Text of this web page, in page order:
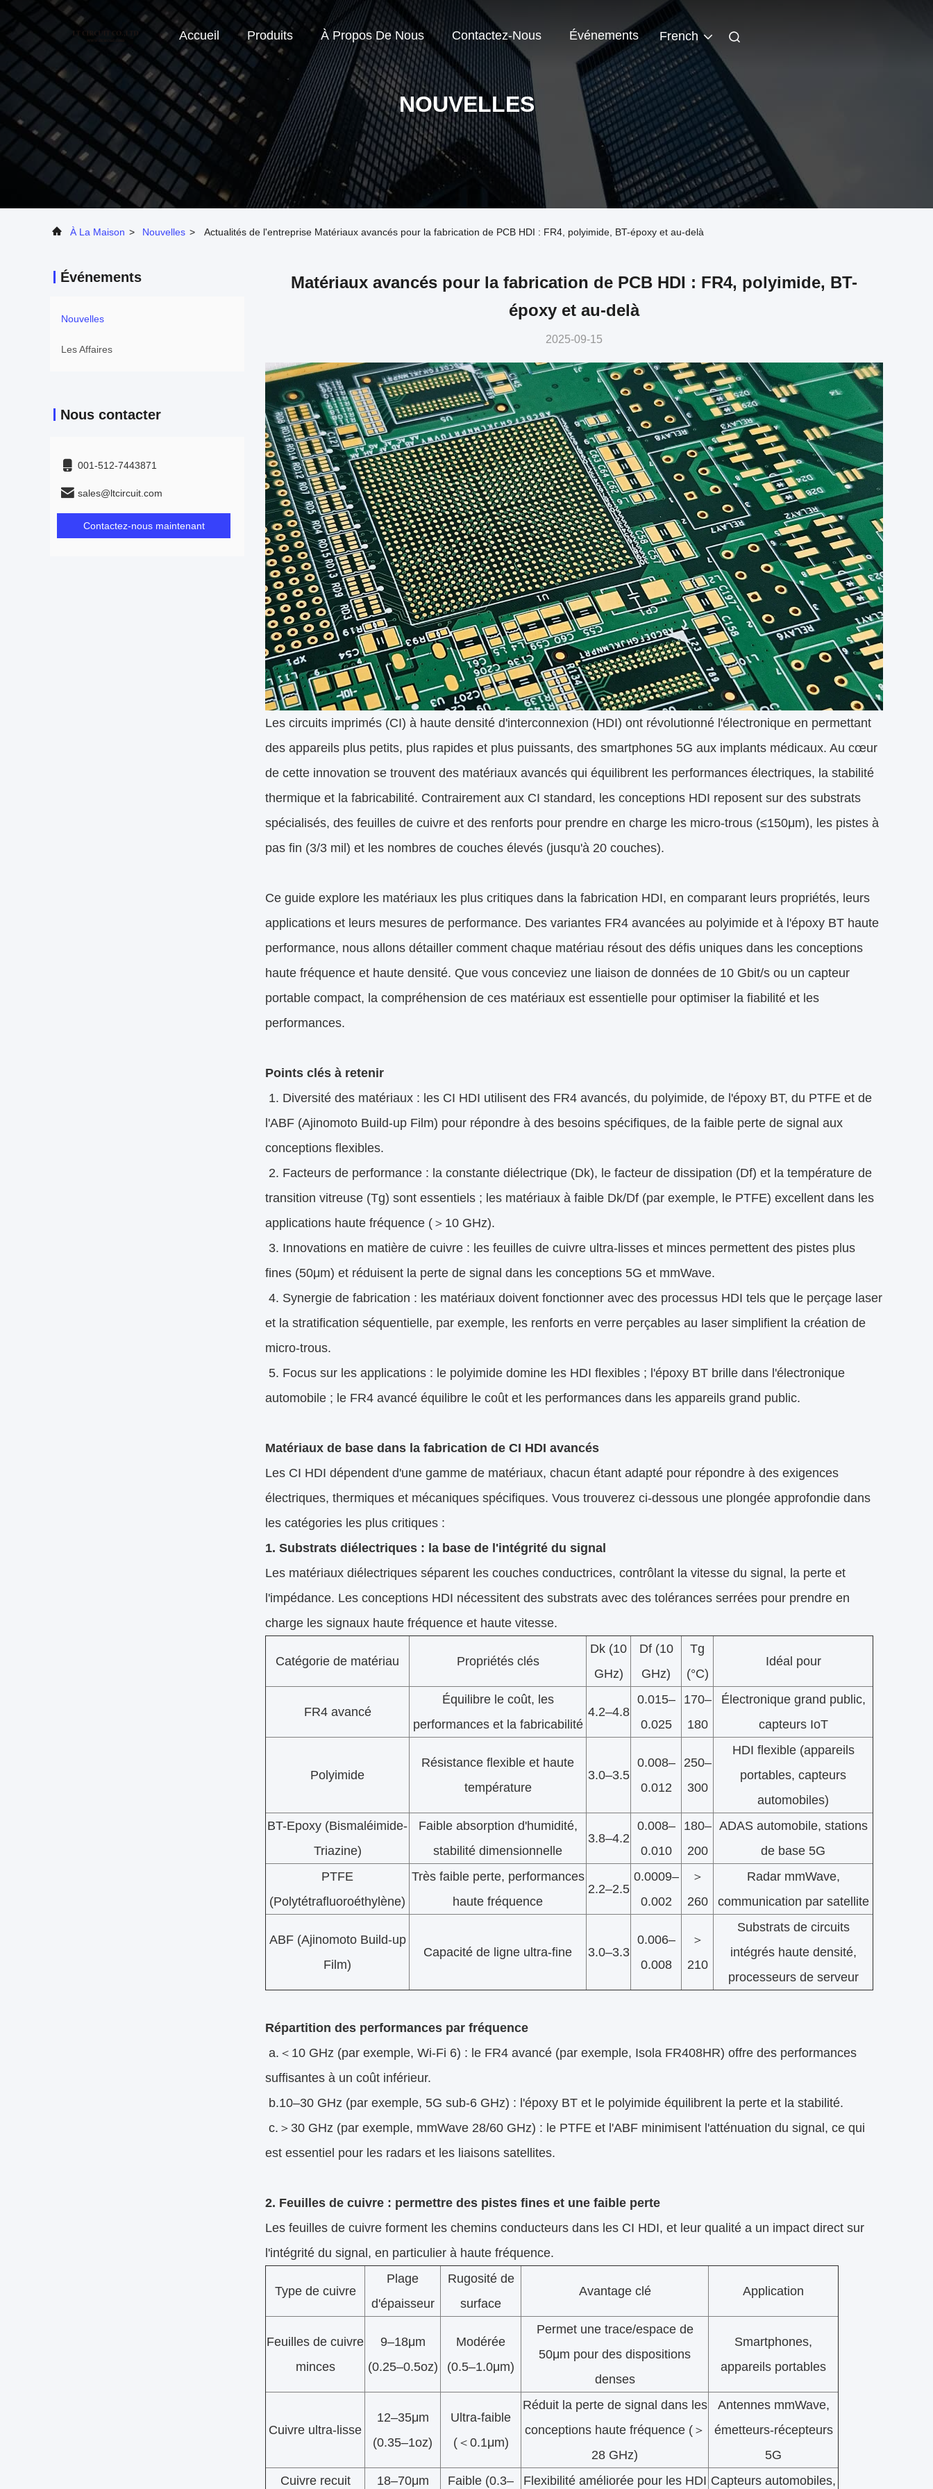
Accueil Produits À Propos De Nous Contactez-Nous Événements French
NOUVELLES
À La Maison > Nouvelles > Actualités de l'entreprise Matériaux avancés pour la fabrication de PCB HDI : FR4, polyimide, BT-époxy et au-delà
Événements
Nouvelles
Les Affaires
Nous contacter
001-512-7443871
sales@ltcircuit.com
Contactez-nous maintenant
Matériaux avancés pour la fabrication de PCB HDI : FR4, polyimide, BT-
époxy et au-delà
2025-09-15
Les circuits imprimés (CI) à haute densité d'interconnexion (HDI) ont révolutionné l'électronique en permettant
des appareils plus petits, plus rapides et plus puissants, des smartphones 5G aux implants médicaux. Au cœur
de cette innovation se trouvent des matériaux avancés qui équilibrent les performances électriques, la stabilité
thermique et la fabricabilité. Contrairement aux CI standard, les conceptions HDI reposent sur des substrats
spécialisés, des feuilles de cuivre et des renforts pour prendre en charge les micro-trous (≤150μm), les pistes à
pas fin (3/3 mil) et les nombres de couches élevés (jusqu'à 20 couches).
Ce guide explore les matériaux les plus critiques dans la fabrication HDI, en comparant leurs propriétés, leurs
applications et leurs mesures de performance. Des variantes FR4 avancées au polyimide et à l'époxy BT haute
performance, nous allons détailler comment chaque matériau résout des défis uniques dans les conceptions
haute fréquence et haute densité. Que vous conceviez une liaison de données de 10 Gbit/s ou un capteur
portable compact, la compréhension de ces matériaux est essentielle pour optimiser la fiabilité et les
performances.
Points clés à retenir
1. Diversité des matériaux : les CI HDI utilisent des FR4 avancés, du polyimide, de l'époxy BT, du PTFE et de
l'ABF (Ajinomoto Build-up Film) pour répondre à des besoins spécifiques, de la faible perte de signal aux
conceptions flexibles.
2. Facteurs de performance : la constante diélectrique (Dk), le facteur de dissipation (Df) et la température de
transition vitreuse (Tg) sont essentiels ; les matériaux à faible Dk/Df (par exemple, le PTFE) excellent dans les
applications haute fréquence (＞10 GHz).
3. Innovations en matière de cuivre : les feuilles de cuivre ultra-lisses et minces permettent des pistes plus
fines (50μm) et réduisent la perte de signal dans les conceptions 5G et mmWave.
4. Synergie de fabrication : les matériaux doivent fonctionner avec des processus HDI tels que le perçage laser
et la stratification séquentielle, par exemple, les renforts en verre perçables au laser simplifient la création de
micro-trous.
5. Focus sur les applications : le polyimide domine les HDI flexibles ; l'époxy BT brille dans l'électronique
automobile ; le FR4 avancé équilibre le coût et les performances dans les appareils grand public.
Matériaux de base dans la fabrication de CI HDI avancés
Les CI HDI dépendent d'une gamme de matériaux, chacun étant adapté pour répondre à des exigences
électriques, thermiques et mécaniques spécifiques. Vous trouverez ci-dessous une plongée approfondie dans
les catégories les plus critiques :
1. Substrats diélectriques : la base de l'intégrité du signal
Les matériaux diélectriques séparent les couches conductrices, contrôlant la vitesse du signal, la perte et
l'impédance. Les conceptions HDI nécessitent des substrats avec des tolérances serrées pour prendre en
charge les signaux haute fréquence et haute vitesse.
Catégorie de matériau Propriétés clés
Dk (10
GHz)
Df (10
GHz)
Tg
(°C)
Idéal pour
FR4 avancé
Équilibre le coût, les
performances et la fabricabilité
4.2–4.8
0.015–
0.025
170–
180
Électronique grand public,
capteurs IoT
Polyimide
Résistance flexible et haute
température
3.0–3.5
0.008–
0.012
250–
300
HDI flexible (appareils
portables, capteurs
automobiles)
BT-Epoxy (Bismaléimide-
Triazine)
Faible absorption d'humidité,
stabilité dimensionnelle
3.8–4.2
0.008–
0.010
180–
200
ADAS automobile, stations
de base 5G
PTFE
(Polytétrafluoroéthylène)
Très faible perte, performances
haute fréquence
2.2–2.5
0.0009–
0.002
＞
260
Radar mmWave,
communication par satellite
ABF (Ajinomoto Build-up
Film)
Capacité de ligne ultra-fine 3.0–3.3
0.006–
0.008
＞
210
Substrats de circuits
intégrés haute densité,
processeurs de serveur
Répartition des performances par fréquence
a.＜10 GHz (par exemple, Wi-Fi 6) : le FR4 avancé (par exemple, Isola FR408HR) offre des performances
suffisantes à un coût inférieur.
b.10–30 GHz (par exemple, 5G sub-6 GHz) : l'époxy BT et le polyimide équilibrent la perte et la stabilité.
c.＞30 GHz (par exemple, mmWave 28/60 GHz) : le PTFE et l'ABF minimisent l'atténuation du signal, ce qui
est essentiel pour les radars et les liaisons satellites.
2. Feuilles de cuivre : permettre des pistes fines et une faible perte
Les feuilles de cuivre forment les chemins conducteurs dans les CI HDI, et leur qualité a un impact direct sur
l'intégrité du signal, en particulier à haute fréquence.
Type de cuivre
Plage
d'épaisseur
Rugosité de
surface
Avantage clé Application
Feuilles de cuivre
minces
9–18μm
(0.25–0.5oz)
Modérée
(0.5–1.0μm)
Permet une trace/espace de
50μm pour des dispositions
denses
Smartphones,
appareils portables
Cuivre ultra-lisse
12–35μm
(0.35–1oz)
Ultra-faible
(＜0.1μm)
Réduit la perte de signal dans les
conceptions haute fréquence (＞
28 GHz)
Antennes mmWave,
émetteurs-récepteurs
5G
Cuivre recuit
18–70μm Faible (0.3– Flexibilité améliorée pour les HDI Capteurs automobiles,